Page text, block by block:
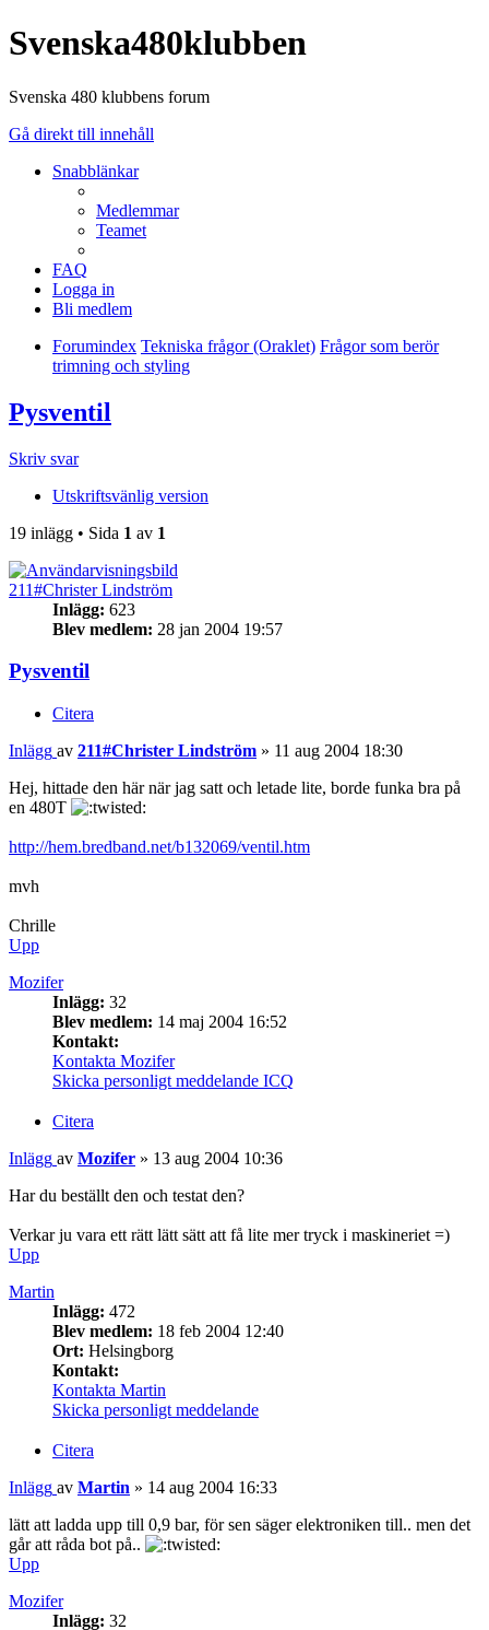
Svenska480klubben
Svenska 480 klubbens forum
Gå direkt till innehåll
Snabblänkar
Medlemmar
Teamet
FAQ
Logga in
Bli medlem
Forumindex Tekniska frågor (Oraklet) Frågor som berör
trimning och styling
Pysventil
Skriv svar
Utskriftsvänlig version
19 inlägg • Sida 1 av 1
211#Christer Lindström
Inlägg: 623
Blev medlem: 28 jan 2004 19:57
Pysventil
Citera
Inlägg av 211#Christer Lindström » 11 aug 2004 18:30
Hej, hittade den här när jag satt och letade lite, borde funka bra på
en 480T
http://hem.bredband.net/b132069/ventil.htm
mvh
Chrille
Upp
Mozifer
Inlägg: 32
Blev medlem: 14 maj 2004 16:52
Kontakt:
Kontakta Mozifer
Skicka personligt meddelande ICQ
Citera
Inlägg av Mozifer » 13 aug 2004 10:36
Har du beställt den och testat den?
Verkar ju vara ett rätt lätt sätt att få lite mer tryck i maskineriet =)
Upp
Martin
Inlägg: 472
Blev medlem: 18 feb 2004 12:40
Ort: Helsingborg
Kontakt:
Kontakta Martin
Skicka personligt meddelande
Citera
Inlägg av Martin » 14 aug 2004 16:33
lätt att ladda upp till 0,9 bar, för sen säger elektroniken till.. men det
går att råda bot på..
Upp
Mozifer
Inlägg: 32